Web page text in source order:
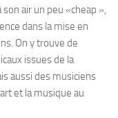
air un peu «cheap »,
dans la mise en
On y trouve de
issues de la
aussi des musiciens
et la musique au